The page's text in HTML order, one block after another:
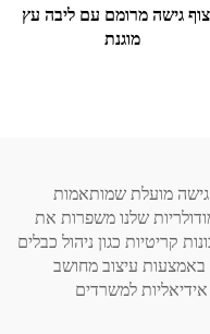
גישה מרומם עם ליבה עץ
מוגנת
גישה מועלת שמותאמות
שלנו משפרות את
קריטיות כגון ניהול כבלים
עיצוב מחושב
למשרדים